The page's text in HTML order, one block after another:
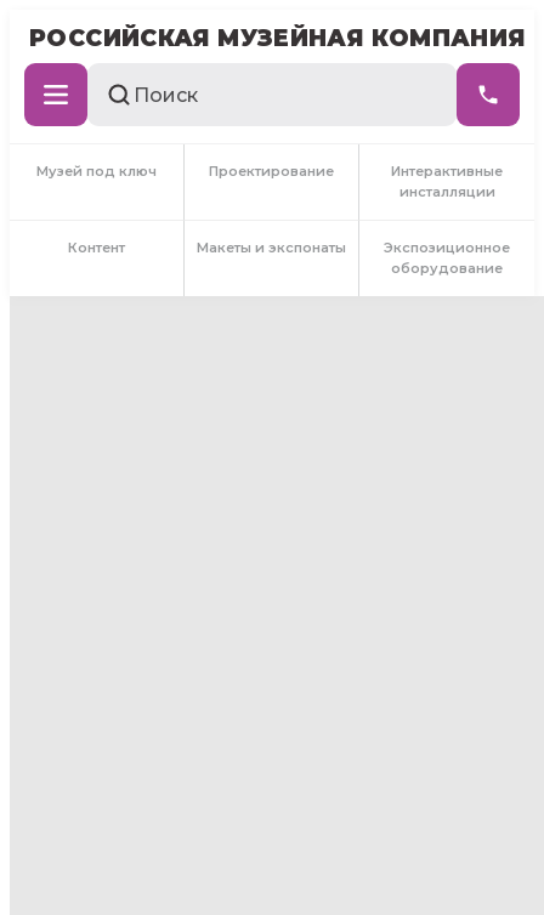
РОССИЙСКАЯ МУЗЕЙНАЯ КОМПАНИЯ
Музей под ключ Проектирование
Интерактивные
инсталляции
Контент Макеты и экспонаты
Экспозиционное
оборудование